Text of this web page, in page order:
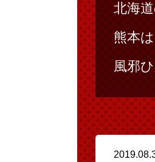
北海
熊本
風邪